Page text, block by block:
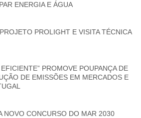
ENERGIA E ÁGUA
PROLIGHT E VISITA TÉCNICA
PROMOVE POUPANÇA DE
DE EMISSÕES EM MERCADOS E
NOVO CONCURSO DO MAR 2030